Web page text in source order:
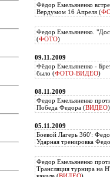
Фёдор Емельяненко
Вердумом 16 Апреля (
Федор Емельяненко.
(ФОТО)
09.11.2009
Фёдор Емельяненко -
было (ФОТО-ВИДЕО)
08.11.2009
Федор Емельяненко
Победа Федора (ВИДЕО)
05.11.2009
Боевой Лагерь 360':
Ударная тренировка
Федор Емельяненко
Трансляция турнира